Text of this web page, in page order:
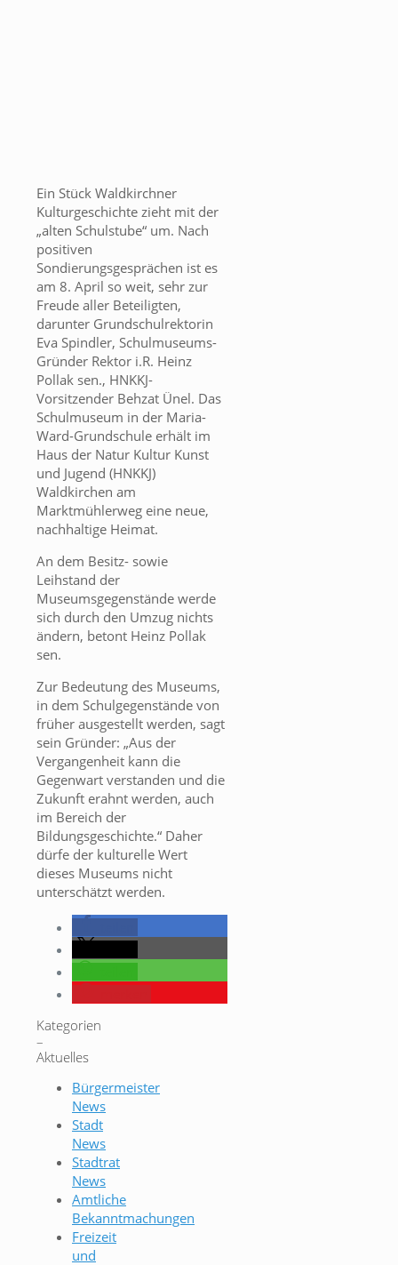
Ein Stück Waldkirchner
Kulturgeschichte zieht mit der
„alten Schulstube“ um. Nach
positiven
Sondierungsgesprächen ist es
am 8. April so weit, sehr zur
Freude aller Beteiligten,
darunter Grundschulrektorin
Eva Spindler, Schulmuseums-
Gründer Rektor i.R. Heinz
Pollak sen., HNKKJ-
Vorsitzender Behzat Ünel. Das
Schulmuseum in der Maria-
Ward-Grundschule erhält im
Haus der Natur Kultur Kunst
und Jugend (HNKKJ)
Waldkirchen am
Marktmühlerweg eine neue,
nachhaltige Heimat.
An dem Besitz- sowie
Leihstand der
Museumsgegenstände werde
sich durch den Umzug nichts
ändern, betont Heinz Pollak
sen.
Zur Bedeutung des Museums,
in dem Schulgegenstände von
früher ausgestellt werden, sagt
sein Gründer: „Aus der
Vergangenheit kann die
Gegenwart verstanden und die
Zukunft erahnt werden, auch
im Bereich der
Bildungsgeschichte.“ Daher
dürfe der kulturelle Wert
dieses Museums nicht
unterschätzt werden.
Kategorien
–
Aktuelles
Bürgermeister
News
Stadt
News
Stadtrat
News
Amtliche
Bekanntmachungen
Freizeit
und